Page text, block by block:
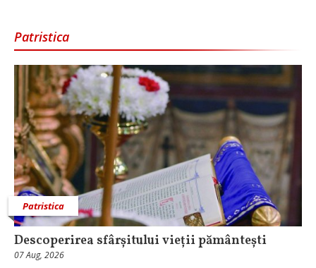
Patristica
Patristica
Descoperirea sfârșitului vieții pământești
07 Aug, 2026